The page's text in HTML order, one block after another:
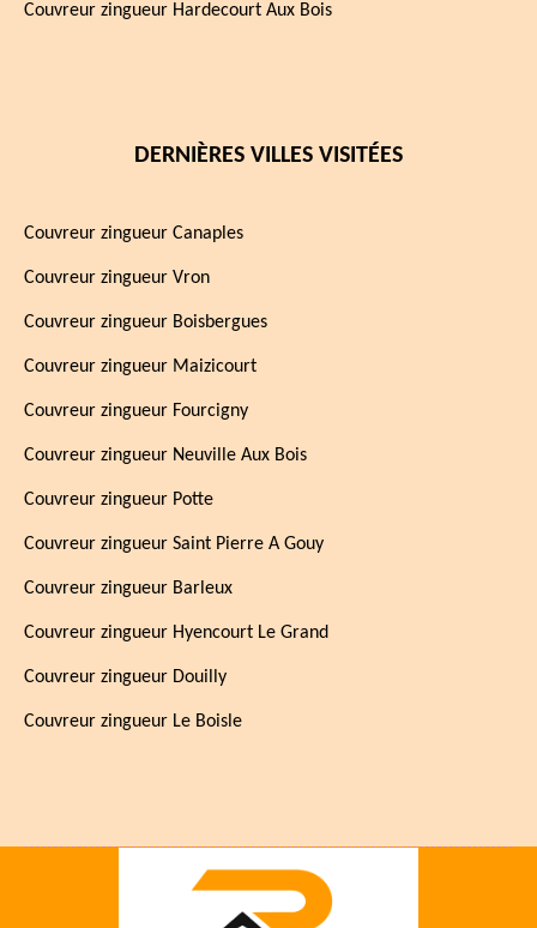
Couvreur zingueur Hardecourt Aux Bois
DERNIÈRES VILLES VISITÉES
Couvreur zingueur Canaples
Couvreur zingueur Vron
Couvreur zingueur Boisbergues
Couvreur zingueur Maizicourt
Couvreur zingueur Fourcigny
Couvreur zingueur Neuville Aux Bois
Couvreur zingueur Potte
Couvreur zingueur Saint Pierre A Gouy
Couvreur zingueur Barleux
Couvreur zingueur Hyencourt Le Grand
Couvreur zingueur Douilly
Couvreur zingueur Le Boisle